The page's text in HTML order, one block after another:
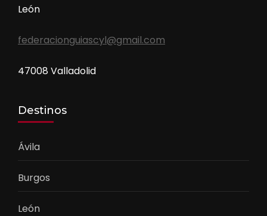
León
federacionguiascyl@gmail.com
47008 Valladolid
Destinos
Ávila
Burgos
León